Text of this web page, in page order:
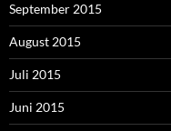
September 2015
August 2015
Juli 2015
Juni 2015